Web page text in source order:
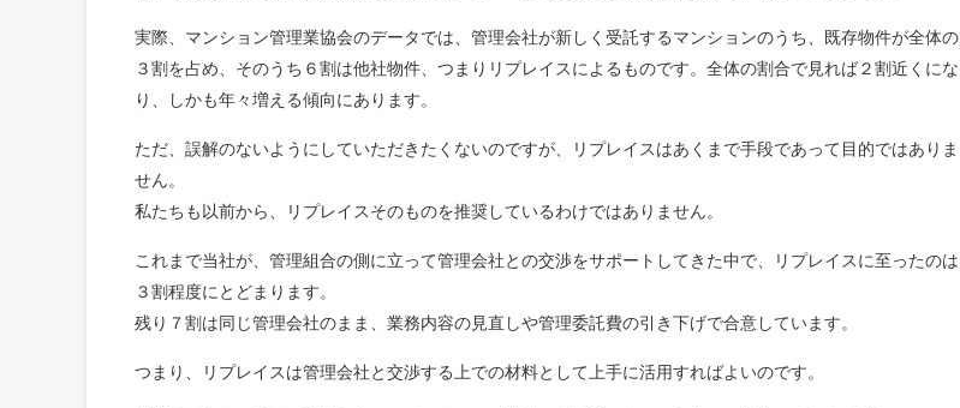
実際、マンション管理業協会のデータでは、管理会社が新しく受託するマンションのうち、既存物件が全体の
３割を占め、そのうち６割は他社物件、つまりリプレイスによるものです。全体の割合で見れば２割近くにな
り、しかも年々増える傾向にあります。
ただ、誤解のないようにしていただきたくないのですが、リプレイスはあくまで手段であって目的ではありま
せん。
私たちも以前から、リプレイスそのものを推奨しているわけではありません。
これまで当社が、管理組合の側に立って管理会社との交渉をサポートしてきた中で、リプレイスに至ったのは
３割程度にとどまります。
残り７割は同じ管理会社のまま、業務内容の見直しや管理委託費の引き下げで合意しています。
つまり、リプレイスは管理会社と交渉する上での材料として上手に活用すればよいのです。